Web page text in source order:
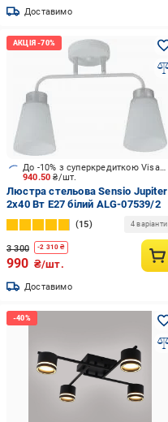
Доставимо
940.50₴/шт.
До -10% з суперкредиткою Visa Вигода
Люстра стельова Sensio Jupiter
2x40 Вт E27 білий ALG-07539/2
15 4 варіанти
3 300 -2 310 ₴
990 ₴/шт.
Доставимо